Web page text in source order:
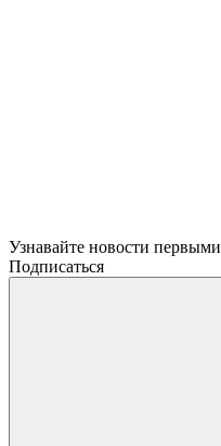
Узнавайте новости первыми
Подписаться